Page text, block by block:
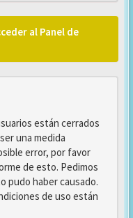
al Panel de
están cerrados
una medida
error, por favor
de esto. Pedimos
pudo haber causado.
de uso están